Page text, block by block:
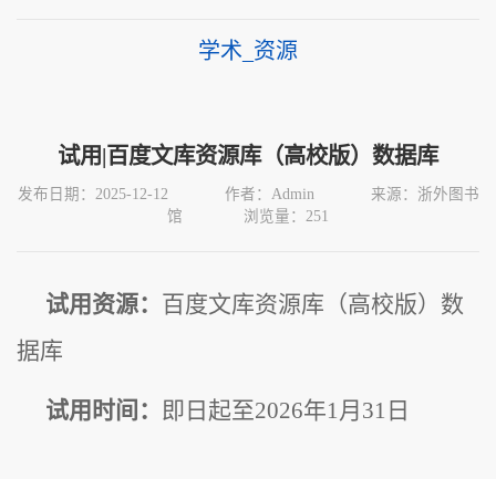
学术_资源
试用|百度文库资源库（高校版）数据库
发布日期：2025-12-12 作者：Admin
来源：浙外图书
馆
浏览量： 251
试用资源： 百度文库资源库（高校版）数
据库
试用时间： 即日起至2026年1月31日